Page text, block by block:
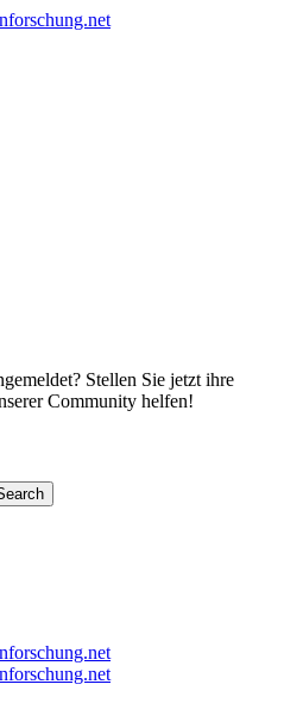
Stellen Sie jetzt ihre
Community helfen!